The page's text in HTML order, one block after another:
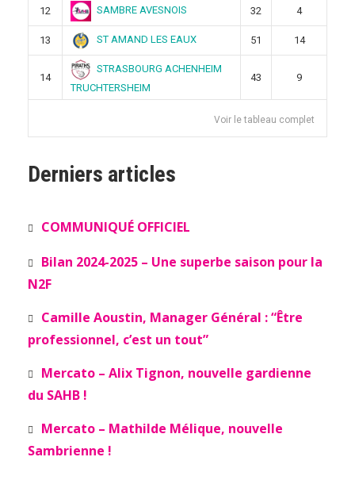
12 SAMBRE AVESNOIS 32 4
13 ST AMAND LES EAUX 51 14
14
STRASBOURG ACHENHEIM
TRUCHTERSHEIM
43 9
Voir le tableau complet
Derniers articles
COMMUNIQUÉ OFFICIEL
Bilan 2024-2025 – Une superbe saison pour la
N2F
Camille Aoustin, Manager Général : “Être
professionnel, c’est un tout”
Mercato – Alix Tignon, nouvelle gardienne
du SAHB !
Mercato – Mathilde Mélique, nouvelle
Sambrienne !